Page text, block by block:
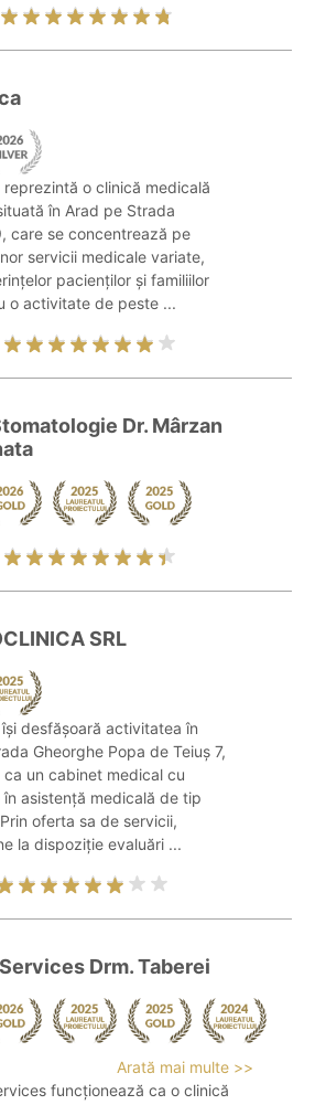
reprezintă o clinică medicală
în Arad pe Strada
care se concentrează pe
servicii medicale variate,
pacienților și familiilor
o activitate de peste ...
Dr. Mârzan
SRL
desfășoară activitatea în
Gheorghe Popa de Teiuș 7,
un cabinet medical cu
în asistență medicală de tip
oferta sa de servicii,
la dispoziție evaluări ...
Drm. Taberei
Arată mai multe >>
funcționează ca o clinică